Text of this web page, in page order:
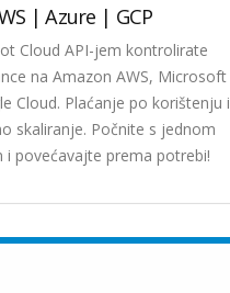
| Azure | GCP
Cloud API-jem kontrolirate
na Amazon AWS, Microsoft
Cloud. Plaćanje po korištenju i
skaliranje. Počnite s jednom
i povećavajte prema potrebi!